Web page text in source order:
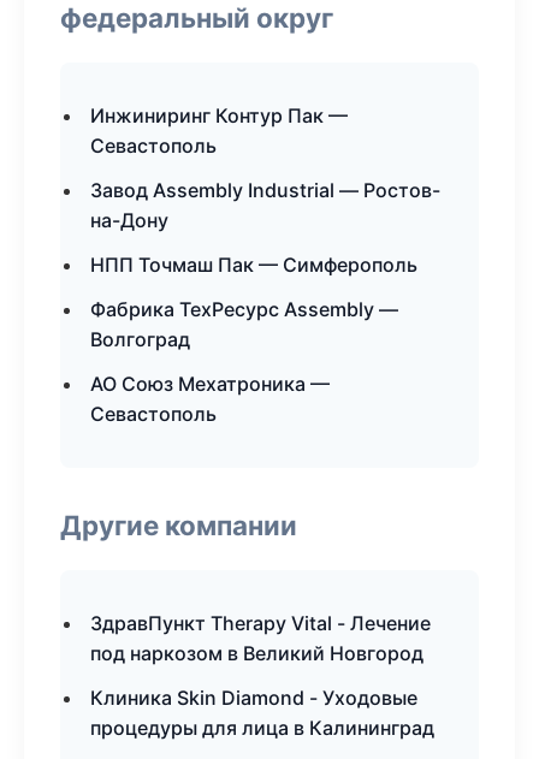
федеральный округ
Инжиниринг Контур Пак —
Севастополь
Завод Assembly Industrial — Ростов-
на-Дону
НПП Точмаш Пак — Симферополь
Фабрика ТехРесурс Assembly —
Волгоград
АО Союз Мехатроника —
Севастополь
Другие компании
ЗдравПункт Therapy Vital - Лечение
под наркозом в Великий Новгород
Клиника Skin Diamond - Уходовые
процедуры для лица в Калининград